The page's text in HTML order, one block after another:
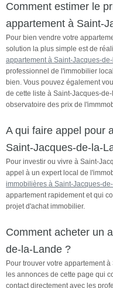
Comment estimer le
appartement à Saint-
Pour bien vendre votre
solution la plus simple est de
appartement à Saint-Jacques-
professionnel de l'immobilier
bien. Vous pouvez également
de cette liste à Saint-Jacques-
observatoire des prix de
A qui faire appel pour
Saint-Jacques-de-la-
Pour investir ou vivre à Saint-
appel à un expert local de
immobilières à Saint-Jacques-
appartement rapidement et qui
projet d'achat immobilier.
Comment acheter un
de-la-Lande ?
Pour trouver votre appartement
les annonces de cette page qui
contact directement avec les